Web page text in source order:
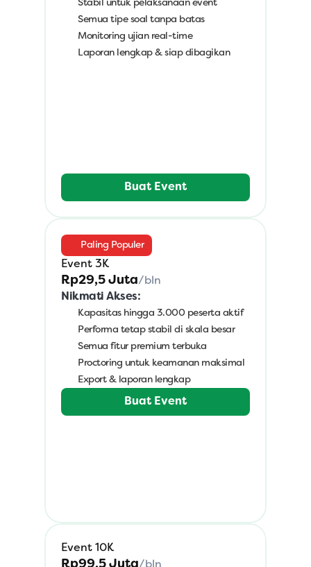
Stabil untuk pelaksanaan event
Semua tipe soal tanpa batas
Monitoring ujian real-time
Laporan lengkap & siap dibagikan
Buat Event
Paling Populer
Event 3K
Rp29,5 Juta/bln
Nikmati Akses:
Kapasitas hingga 3.000 peserta aktif
Performa tetap stabil di skala besar
Semua fitur premium terbuka
Proctoring untuk keamanan maksimal
Export & laporan lengkap
Buat Event
Event 10K
Rp99,5 Juta